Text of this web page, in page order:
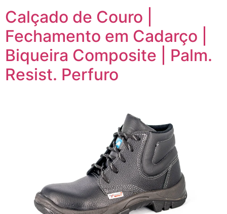
Calçado de Couro |
Fechamento em Cadarço |
Biqueira Composite | Palm.
Resist. Perfuro